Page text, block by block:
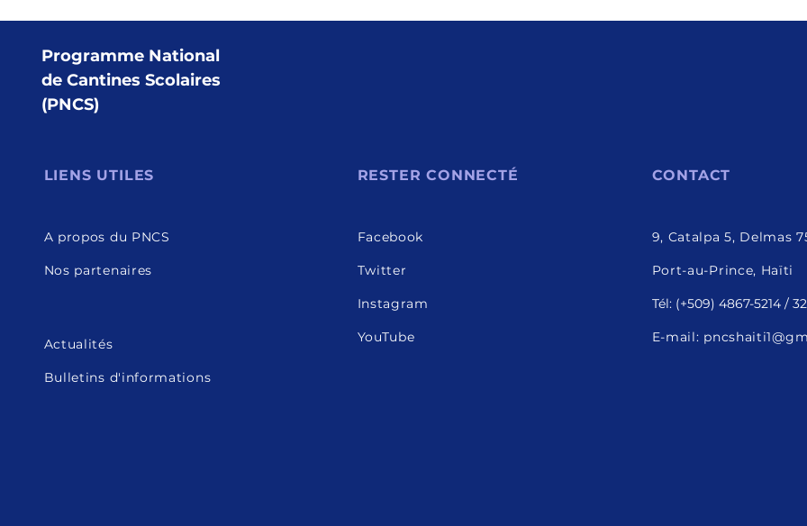
Programme National
de Cantines Scolaires
(PNCS)
LIENS UTILES
A propos du PNCS
Nos partenaires
Actualités
Bulletins d'informations
RESTER CONNECTÉ
Facebook
Twitter
Instagram
YouTube
CONTACT
9, Catalpa 5, Delmas
Port-au-Prince, Haïti
Tél: (+509) 4867-5214 /
E-mail: